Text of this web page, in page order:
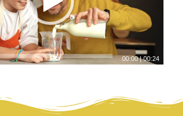
00:00|00:24